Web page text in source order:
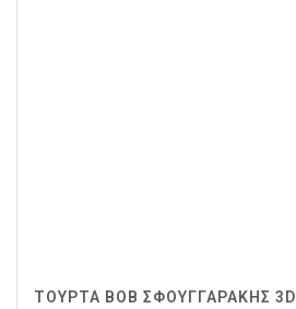
ΤΟΎΡΤΑ BOB ΣΦΟΥΓΓΑΡΆΚΗΣ 3D